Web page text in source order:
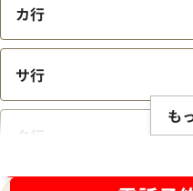
カ行
サ行
タ行
も